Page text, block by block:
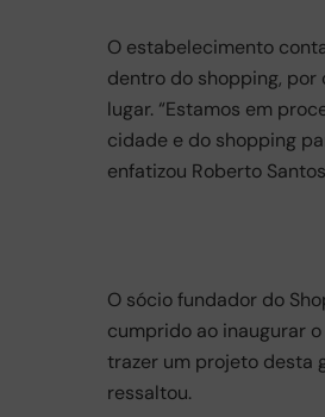
O estabelecimento
dentro do shopping, por
lugar. “Estamos em
cidade e do shopping
enfatizou Roberto
O sócio fundador do
cumprido ao inaugurar
trazer um projeto desta
ressaltou.